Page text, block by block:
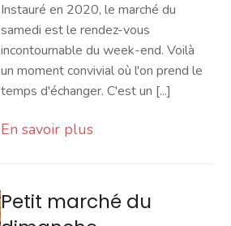
Instauré en 2020, le marché du
samedi est le rendez-vous
incontournable du week-end. Voilà
un moment convivial où l'on prend le
temps d'échanger. C'est un [...]
En savoir plus
Petit marché du